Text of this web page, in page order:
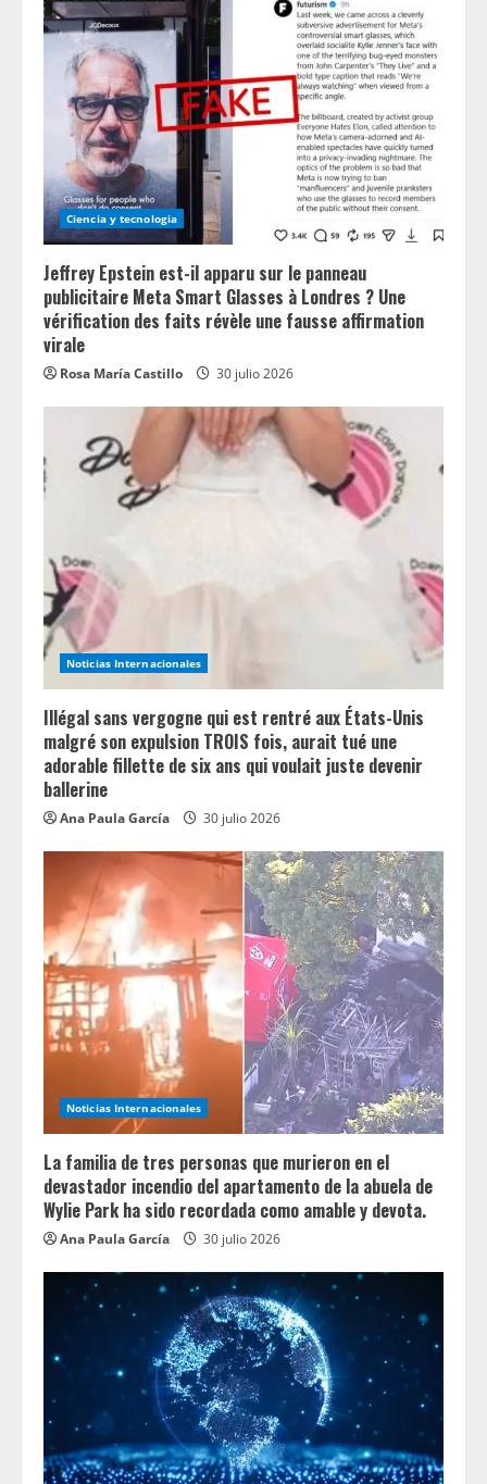
Ciencia y tecnologia
Jeffrey Epstein est-il apparu sur le panneau
publicitaire Meta Smart Glasses à Londres ? Une
vérification des faits révèle une fausse affirmation
virale
Rosa María Castillo 30 julio 2026
Noticias Internacionales
Illégal sans vergogne qui est rentré aux États-Unis
malgré son expulsion TROIS fois, aurait tué une
adorable fillette de six ans qui voulait juste devenir
ballerine
Ana Paula García 30 julio 2026
Noticias Internacionales
La familia de tres personas que murieron en el
devastador incendio del apartamento de la abuela de
Wylie Park ha sido recordada como amable y devota.
Ana Paula García 30 julio 2026